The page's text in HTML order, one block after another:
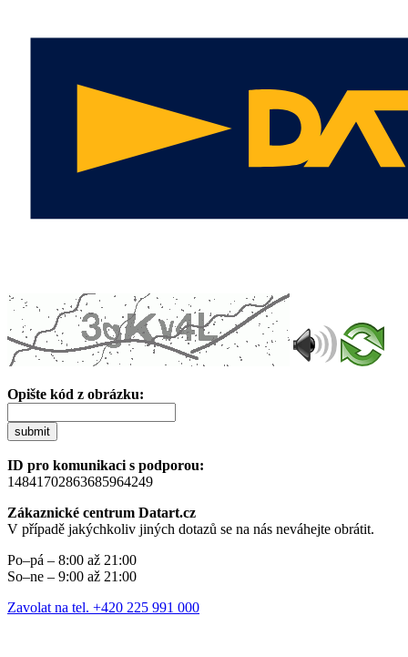
Opište kód z obrázku:
submit
ID pro komunikaci s podporou:
14841702863685964249
Zákaznické centrum Datart.cz
V případě jakýchkoliv jiných dotazů se na nás neváhejte obrátit.
Po–pá – 8:00 až 21:00
So–ne – 9:00 až 21:00
Zavolat na tel. +420 225 991 000